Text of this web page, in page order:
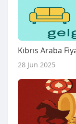
28 Jun 2025